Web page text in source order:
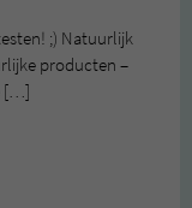
;) Natuurlijk
producten –
[…]